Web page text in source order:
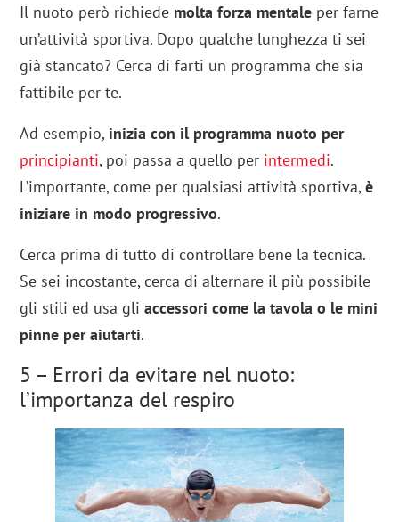
Il nuoto però richiede molta forza mentale per farne
un’attività sportiva. Dopo qualche lunghezza ti sei
già stancato? Cerca di farti un programma che sia
fattibile per te.
Ad esempio, inizia con il programma nuoto per
principianti, poi passa a quello per intermedi.
L’importante, come per qualsiasi attività sportiva,è
iniziare in modo progressivo.
Cerca prima di tutto di controllare bene la tecnica.
Se sei incostante, cerca di alternare il più possibile
gli stili ed usa gliaccessori come la tavola o le mini
pinne per aiutarti.
5 – Errori da evitare nel nuoto:
l’importanza del respiro